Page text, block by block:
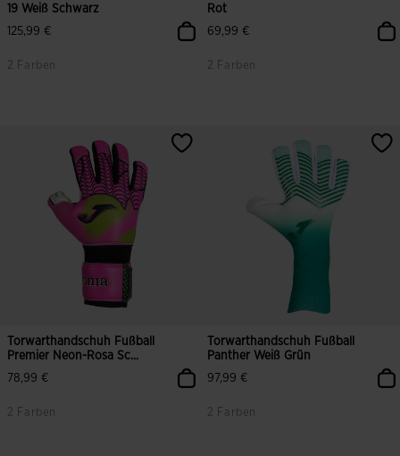
19 Weiß Schwarz
125,99 €
2 Farben
Rot
69,99 €
2 Farben
Torwarthandschuh Fußball
Premier Neon-Rosa Sc...
78,99 €
2 Farben
Torwarthandschuh Fußball
Panther Weiß Grün
97,99 €
2 Farben